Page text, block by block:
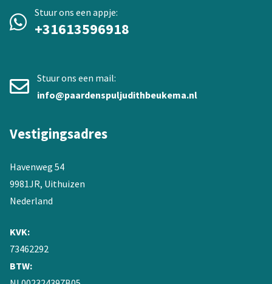
Stuur ons een appje:
+31613596918
Stuur ons een mail:
info@paardenspuljudithbeukema.nl
Vestigingsadres
Havenweg 54
9981JR, Uithuizen
Nederland
KVK:
73462292
BTW: